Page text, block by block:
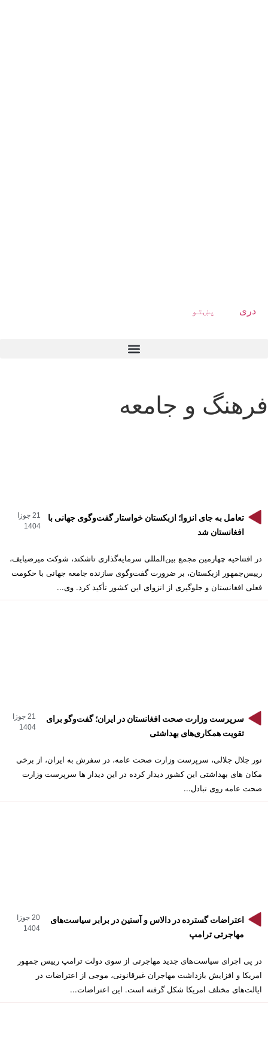
دری پښتو
فرهنگ و جامعه
تعامل به جای انزوا؛ ازبکستان خواستار گفت‌وگوی جهانی با
افغانستان شد
21 جوزا
1404
در افتتاحیه چهارمین مجمع بین‌المللی سرمایه‌گذاری تاشکند، شوکت میرضیایف،
رییس‌جمهور ازبکستان، بر ضرورت گفت‌وگوی سازنده جامعه جهانی با حکومت
فعلی افغانستان و جلوگیری از انزوای این کشور تأکید کرد. وی...
سرپرست وزارت صحت افغانستان در ایران؛ گفت‌وگو برای
تقویت همکاری‌های بهداشتی
21 جوزا
1404
نور جلال جلالی، سرپرست وزارت صحت عامه، در سفرش به ایران، از برخی
مکان های بهداشتی این کشور دیدار کرده در این دیدار ها سرپرست وزارت
صحت عامه روی تبادل...
اعتراضات گسترده در دالاس و آستین در برابر سیاست‌های
مهاجرتی ترامپ
20 جوزا
1404
در پی اجرای سیاست‌های جدید مهاجرتی از سوی دولت ترامپ رییس جمهور
امریکا و افزایش بازداشت مهاجران غیرقانونی، موجی از اعتراضات در
ایالت‌های مختلف امریکا شکل گرفته است. این اعتراضات...